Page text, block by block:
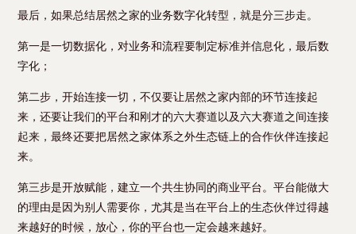
最后，如果总结居然之家的业务数字化转型，就是分三步走。
第一是一切数据化，对业务和流程要制定标准并信息化，最后数
字化；
第二步，开始连接一切，不仅要让居然之家内部的环节连接起
来，还要让我们的平台和刚才的六大赛道以及六大赛道之间连接
起来，最终还要把居然之家体系之外生态链上的合作伙伴连接起
来。
第三步是开放赋能，建立一个共生协同的商业平台。平台能做大
的理由是因为别人需要你，尤其是当在平台上的生态伙伴过得越
来越好的时候，放心，你的平台也一定会越来越好。